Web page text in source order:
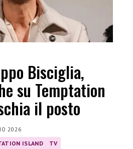
Bisciglia,
su Temptation
il posto
2026
ISLAND TV